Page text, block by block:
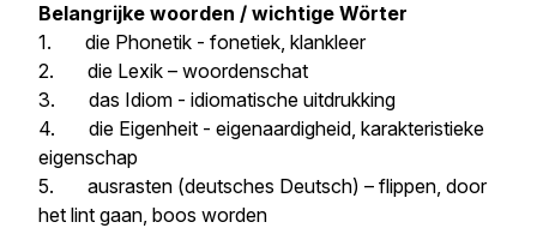
Belangrijke woorden / wichtige Wörter
1. die Phonetik - fonetiek, klankleer
2. die Lexik – woordenschat
3. das Idiom - idiomatische uitdrukking
4. die Eigenheit - eigenaardigheid, karakteristieke
eigenschap
5. ausrasten (deutsches Deutsch) – flippen, door
het lint gaan, boos worden